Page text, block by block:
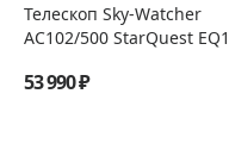
Телескоп Sky-Watcher
AC102/500 StarQuest EQ1
53 990 ₽